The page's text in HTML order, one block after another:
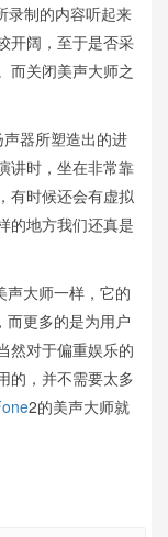
录制的内容听起来
开阔，至于是否采
而关闭美声大师之
声器所塑造出的进
讲时，坐在非常靠
有时候还会有虚拟
的地方我们还真是
声大师一样，它的
而更多的是为用户
然对于偏重娱乐的
的，并不需要太多
2的美声大师就